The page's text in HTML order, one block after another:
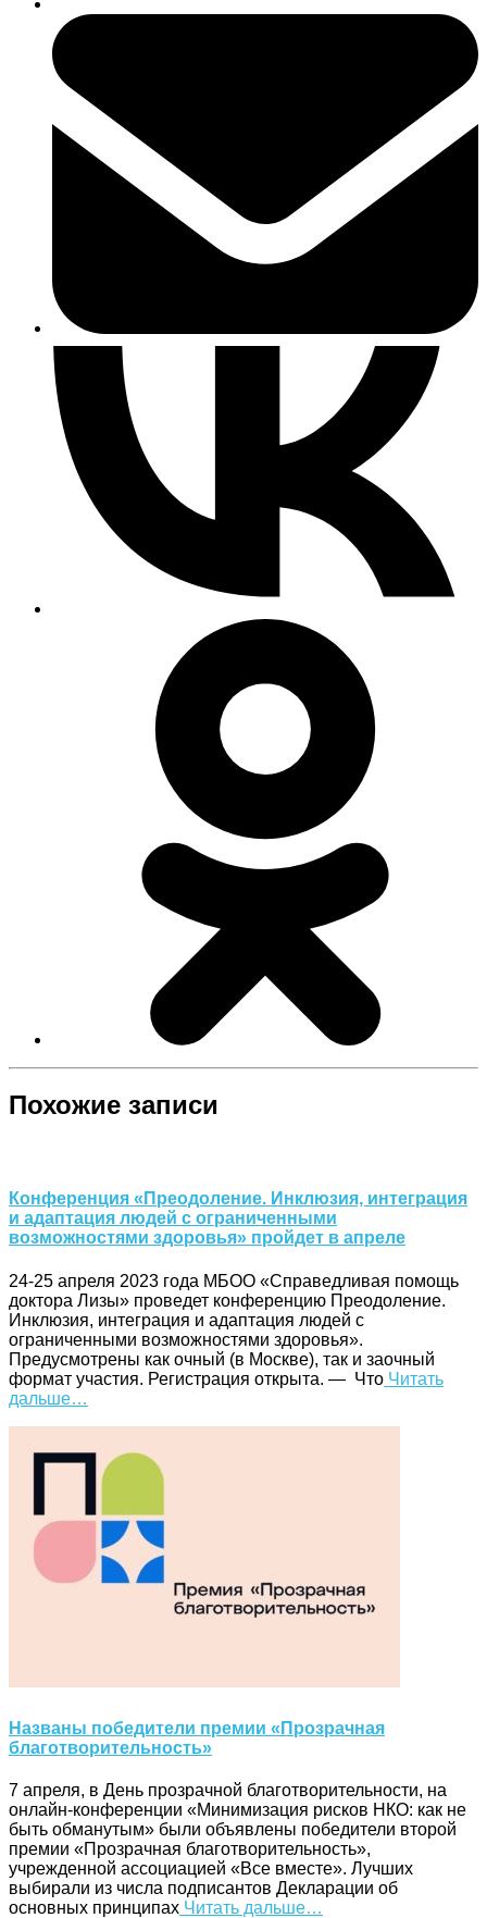
Похожие записи
Конференция «Преодоление. Инклюзия, интеграция
и адаптация людей с ограниченными
возможностями здоровья» пройдет в апреле
24-25 апреля 2023 года МБОО «Справедливая помощь
доктора Лизы» проведет конференцию Преодоление.
Инклюзия, интеграция и адаптация людей с
ограниченными возможностями здоровья».
Предусмотрены как очный (в Москве), так и заочный
формат участия. Регистрация открыта. — Что Читать
дальше…
Названы победители премии «Прозрачная
благотворительность»
7 апреля, в День прозрачной благотворительности, на
онлайн-конференции «Минимизация рисков НКО: как не
быть обманутым» были объявлены победители второй
премии «Прозрачная благотворительность»,
учрежденной ассоциацией «Все вместе». Лучших
выбирали из числа подписантов Декларации об
основных принципах Читать дальше…